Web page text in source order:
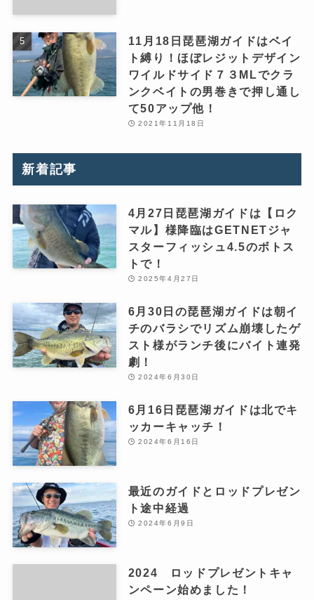
11月18日琵琶湖ガイドはベイ
ト縛り！ほぼレジットデザイン
ワイルドサイド７３MLでクラ
ンクベイトの男巻きで押し通し
て50アップ他！
2021年11月18日
新着記事
4月27日琵琶湖ガイドは【ロク
マル】様降臨はGETNETジャ
スターフィッシュ4.5のボトス
トで！
2025年4月27日
6月30日の琵琶湖ガイドは朝イ
チのバラシでリズム崩壊したゲ
スト様がランチ後にバイト連発
劇！
2024年6月30日
6月16日琵琶湖ガイドは北でキ
ッカーキャッチ！
2024年6月16日
最近のガイドとロッドプレゼン
ト途中経過
2024年6月9日
2024 ロッドプレゼントキャ
ンペーン始めました！